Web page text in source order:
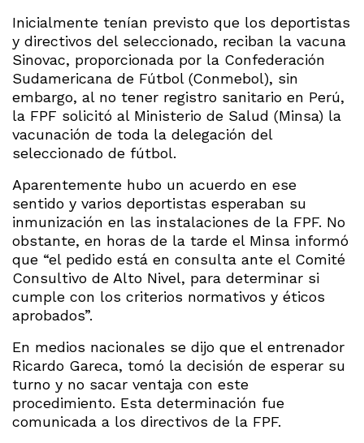
Inicialmente tenían previsto que los deportistas
y directivos del seleccionado, reciban la vacuna
Sinovac, proporcionada por la Confederación
Sudamericana de Fútbol (Conmebol), sin
embargo, al no tener registro sanitario en Perú,
la FPF solicitó al Ministerio de Salud (Minsa) la
vacunación de toda la delegación del
seleccionado de fútbol.
Aparentemente hubo un acuerdo en ese
sentido y varios deportistas esperaban su
inmunización en las instalaciones de la FPF. No
obstante, en horas de la tarde el Minsa informó
que “el pedido está en consulta ante el Comité
Consultivo de Alto Nivel, para determinar si
cumple con los criterios normativos y éticos
aprobados”.
En medios nacionales se dijo que el entrenador
Ricardo Gareca, tomó la decisión de esperar su
turno y no sacar ventaja con este
procedimiento. Esta determinación fue
comunicada a los directivos de la FPF.